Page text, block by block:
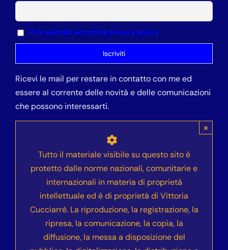
Procedendo accetti la privacy policy
Ricevi le mail per restare in contatto con me ed
essere al corrente delle novità e delle comunicazioni
che possono interessarti.
Tutto il materiale visibile su questo sito è
protetto dalle norme nazionali, comunitarie e
internazionali in materia di proprietà
intellettuale ed è di proprietà di Vittoria
Cucciarrè. La riproduzione, la registrazione, la
ripresa, la comunicazione, la copia, la
diffusione, la messa a disposizione del
×